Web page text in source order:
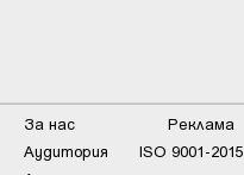
За нас
Реклама
Аудитория
ISO 9001-2015